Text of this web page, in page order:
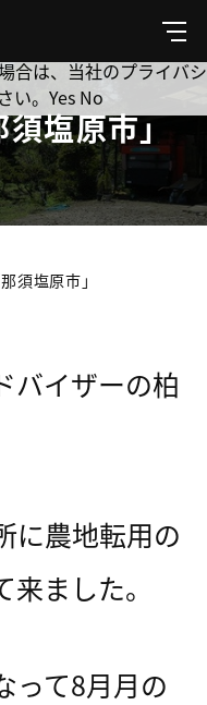
メ
ニ
ュ
塩原市｣
須塩原市｣
バイザーの柏
に農地転用の
ました。
って8月月の
跡してもよろしいです
極めて重視しています。
合は、当社のプライバシ
い。 Yes No